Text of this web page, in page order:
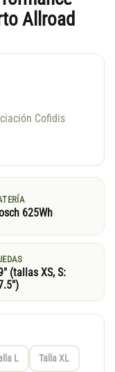
Allroad
Cofidis
625Wh
(tallas XS, S:
L Talla XL